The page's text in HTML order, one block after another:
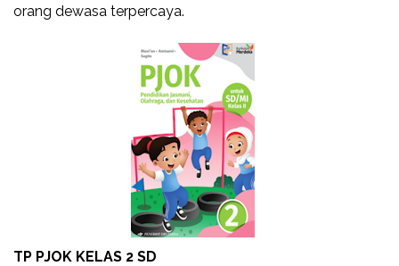
orang dewasa terpercaya.
TP PJOK KELAS 2 SD